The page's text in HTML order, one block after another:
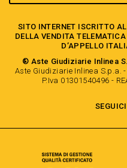
SITO INTERNET ISCRITTO
DELLA VENDITA
D’APPELLO
® Aste Giudiziarie Inlinea
Aste Giudiziarie Inlinea S.p.a.
P.Iva 01301540496 -